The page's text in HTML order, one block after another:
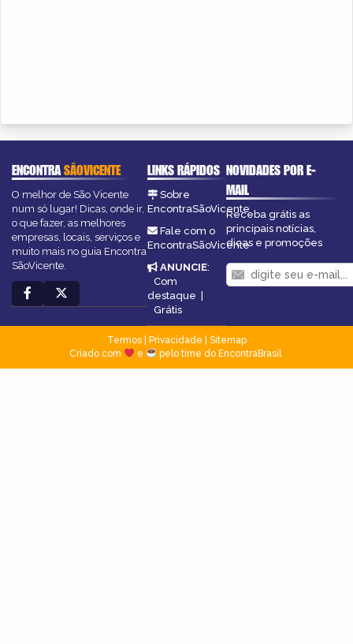
ENCONTRASÃOVICENTE
O melhor de São Vicente
num só lugar! Dicas, onde ir,
o que fazer, as melhores
empresas, locais, serviços e
muito mais no guia Encontra
SãoVicente.
LINKS RÁPIDOS
Sobre
EncontraSãoVicente
Fale com o
EncontraSãoVicente
ANUNCIE:
Com
destaque |
Grátis
NOVIDADES POR E-
MAIL
Receba grátis as
principais notícias,
dicas e promoções
Termos| Privacidade
Sitemap
Criado com
e pelo time do EncontraBrasil